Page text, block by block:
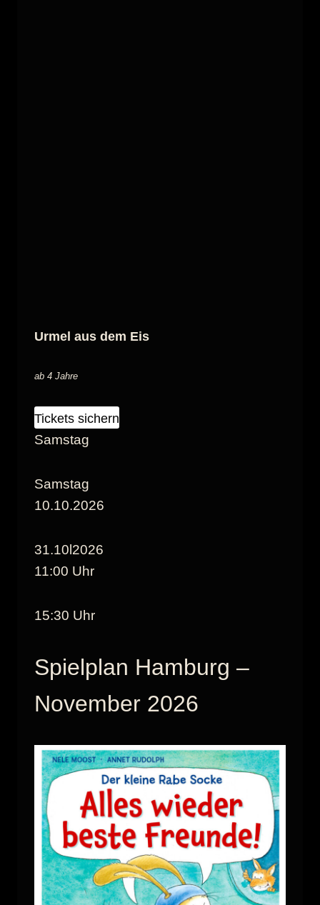
Urmel aus dem Eis
ab 4 Jahre
Tickets sichern
Samstag
Samstag
10.10.2026
31.10l2026
11:00 Uhr
15:30 Uhr
Spielplan Hamburg –
November 2026